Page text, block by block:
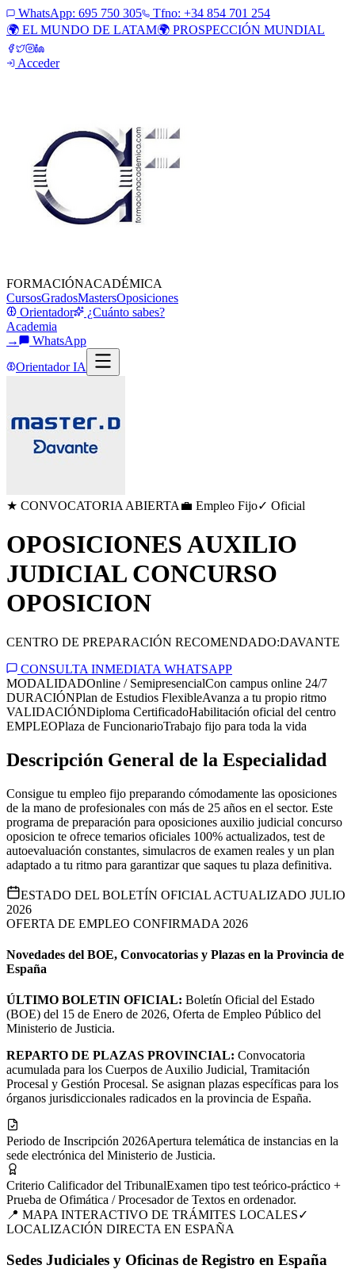
WhatsApp: 695 750 305
Tfno: +34 854 701 254
🌍 EL MUNDO DE LATAM🌍 PROSPECCIÓN MUNDIAL
Acceder
FORMACIÓNACADÉMICA
CursosGradosMastersOposiciones
Orientador
¿Cuánto sabes?
Academia
→
WhatsApp
Orientador IA
★ CONVOCATORIA ABIERTA 💼 Empleo Fijo✓ Oficial
OPOSICIONES AUXILIO
JUDICIAL CONCURSO
OPOSICION
CENTRO DE PREPARACIÓN RECOMENDADO:DAVANTE
CONSULTA INMEDIATA WHATSAPP
MODALIDADOnline / SemipresencialCon campus online 24/7
DURACIÓNPlan de Estudios FlexibleAvanza a tu propio ritmo
VALIDACIÓNDiploma CertificadoHabilitación oficial del centro
EMPLEOPlaza de FuncionarioTrabajo fijo para toda la vida
Descripción General de la Especialidad
Consigue tu empleo fijo preparando cómodamente las oposiciones
de la mano de profesionales con más de 25 años en el sector. Este
programa de preparación para oposiciones auxilio judicial concurso
oposicion te ofrece temarios oficiales 100% actualizados, test de
autoevaluación constantes, simulacros de examen reales y un plan
adaptado a tu ritmo para garantizar que saques tu plaza definitiva.
ESTADO DEL BOLETÍN OFICIAL ACTUALIZADO JULIO
2026
OFERTA DE EMPLEO CONFIRMADA 2026
Novedades del BOE, Convocatorias y Plazas en la Provincia de
España
ÚLTIMO BOLETIN OFICIAL: Boletín Oficial del Estado
(BOE) del 15 de Enero de 2026, Oferta de Empleo Público del
Ministerio de Justicia.
REPARTO DE PLAZAS PROVINCIAL: Convocatoria
acumulada para los Cuerpos de Auxilio Judicial, Tramitación
Procesal y Gestión Procesal. Se asignan plazas específicas para los
órganos jurisdiccionales radicados en la provincia de España.
Periodo de Inscripción 2026Apertura telemática de instancias en la
sede electrónica del Ministerio de Justicia.
Criterio Calificador del TribunalExamen tipo test teórico-práctico +
Prueba de Ofimática / Procesador de Textos en ordenador.
📍 MAPA INTERACTIVO DE TRÁMITES LOCALES✓
LOCALIZACIÓN DIRECTA EN ESPAÑA
Sedes Judiciales y Oficinas de Registro en España